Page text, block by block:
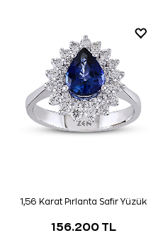
1,56 Karat Pırlanta Safir Yüzük
156.200 TL